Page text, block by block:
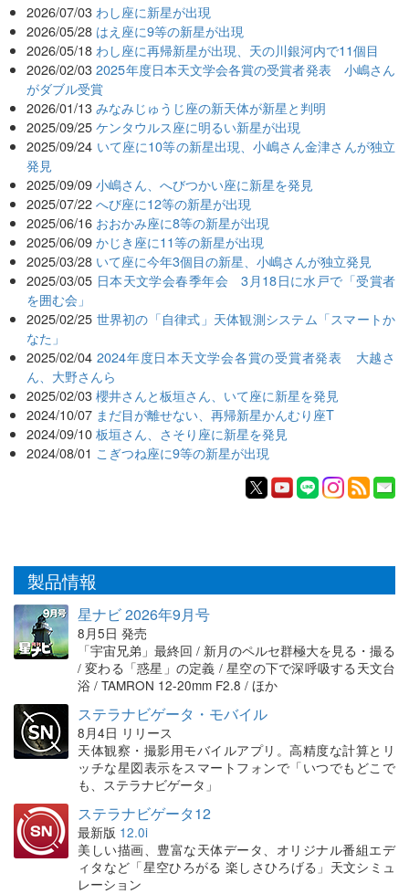
2026/07/03 わし座に新星が出現
2026/05/28 はえ座に9等の新星が出現
2026/05/18 わし座に再帰新星が出現、天の川銀河内で11個目
2026/02/03 2025年度日本天文学会各賞の受賞者発表 小嶋さん
がダブル受賞
2026/01/13 みなみじゅうじ座の新天体が新星と判明
2025/09/25 ケンタウルス座に明るい新星が出現
2025/09/24 いて座に10等の新星出現、小嶋さん金津さんが独立
発見
2025/09/09 小嶋さん、へびつかい座に新星を発見
2025/07/22 へび座に12等の新星が出現
2025/06/16 おおかみ座に8等の新星が出現
2025/06/09 かじき座に11等の新星が出現
2025/03/28 いて座に今年3個目の新星、小嶋さんが独立発見
2025/03/05 日本天文学会春季年会 3月18日に水戸で「受賞者
を囲む会」
2025/02/25 世界初の「自律式」天体観測システム「スマートか
なた」
2025/02/04 2024年度日本天文学会各賞の受賞者発表 大越さ
ん、大野さんら
2025/02/03 櫻井さんと板垣さん、いて座に新星を発見
2024/10/07 まだ目が離せない、再帰新星かんむり座T
2024/09/10 板垣さん、さそり座に新星を発見
2024/08/01 こぎつね座に9等の新星が出現
製品情報
星ナビ 2026年9月号
8月5日 発売
「宇宙兄弟」最終回 / 新月のペルセ群極大を見る・撮る
/ 変わる「惑星」の定義 / 星空の下で深呼吸する天文台
浴 / TAMRON 12-20mm F2.8 / ほか
ステラナビゲータ・モバイル
8月4日 リリース
天体観察・撮影用モバイルアプリ。高精度な計算とリ
ッチな星図表示をスマートフォンで「いつでもどこで
も、ステラナビゲータ」
ステラナビゲータ12
最新版 12.0i
美しい描画、豊富な天体データ、オリジナル番組エデ
ィタなど「星空ひろがる 楽しさひろげる」天文シミュ
レーション